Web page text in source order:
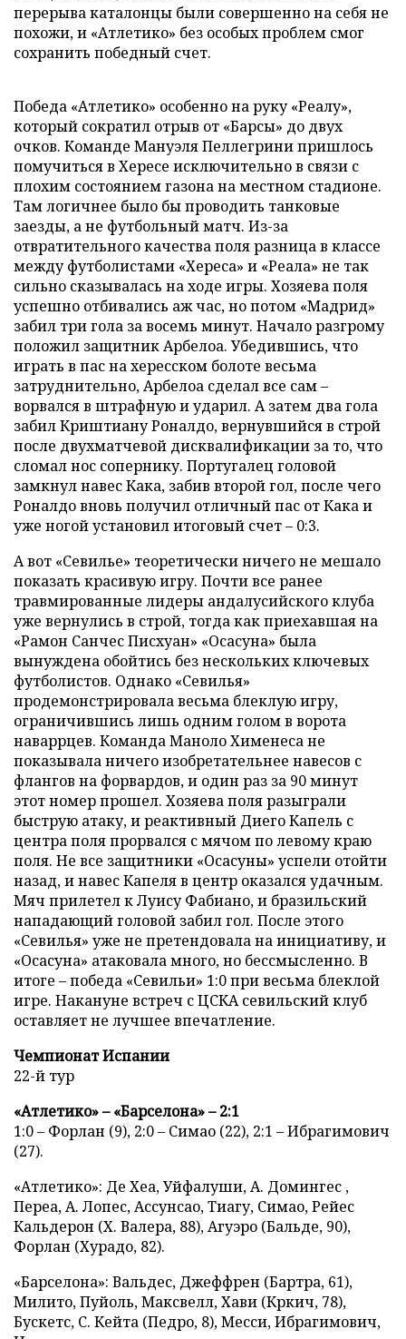
перерыва каталонцы были совершенно на себя не
похожи, и «Атлетико» без особых проблем смог
сохранить победный счет.
Победа «Атлетико» особенно на руку «Реалу»,
который сократил отрыв от «Барсы» до двух
очков. Команде Мануэля Пеллегрини пришлось
помучиться в Хересе исключительно в связи с
плохим состоянием газона на местном стадионе.
Там логичнее было бы проводить танковые
заезды, а не футбольный матч. Из-за
отвратительного качества поля разница в классе
между футболистами «Хереса» и «Реала» не так
сильно сказывалась на ходе игры. Хозяева поля
успешно отбивались аж час, но потом «Мадрид»
забил три гола за восемь минут. Начало разгрому
положил защитник Арбелоа. Убедившись, что
играть в пас на хересском болоте весьма
затруднительно, Арбелоа сделал все сам –
ворвался в штрафную и ударил. А затем два гола
забил Криштиану Роналдо, вернувшийся в строй
после двухматчевой дисквалификации за то, что
сломал нос сопернику. Португалец головой
замкнул навес Кака, забив второй гол, после чего
Роналдо вновь получил отличный пас от Кака и
уже ногой установил итоговый счет – 0:3.
А вот «Севилье» теоретически ничего не мешало
показать красивую игру. Почти все ранее
травмированные лидеры андалусийского клуба
уже вернулись в строй, тогда как приехавшая на
«Рамон Санчес Писхуан» «Осасуна» была
вынуждена обойтись без нескольких ключевых
футболистов. Однако «Севилья»
продемонстрировала весьма блеклую игру,
ограничившись лишь одним голом в ворота
наваррцев. Команда Маноло Хименеса не
показывала ничего изобретательнее навесов с
флангов на форвардов, и один раз за 90 минут
этот номер прошел. Хозяева поля разыграли
быструю атаку, и реактивный Диего Капель с
центра поля прорвался с мячом по левому краю
поля. Не все защитники «Осасуны» успели отойти
назад, и навес Капеля в центр оказался удачным.
Мяч прилетел к Луису Фабиано, и бразильский
нападающий головой забил гол. После этого
«Севилья» уже не претендовала на инициативу, и
«Осасуна» атаковала много, но бессмысленно. В
итоге – победа «Севильи» 1:0 при весьма блеклой
игре. Накануне встреч с ЦСКА севильский клуб
оставляет не лучшее впечатление.
Чемпионат Испании
22-й тур
«Атлетико» – «Барселона» – 2:1
1:0 – Форлан (9), 2:0 – Симао (22), 2:1 – Ибрагимович
(27).
«Атлетико»: Де Хеа, Уйфалуши, А. Домингес ,
Переа, А. Лопес, Ассунсао, Тиагу, Симао, Рейес
Кальдерон (Х. Валера, 88), Агуэро (Бальде, 90),
Форлан (Хурадо, 82).
«Барселона»: Вальдес, Джеффрен (Бартра, 61),
Милито, Пуйоль, Максвелл, Хави (Кркич, 78),
Бускетс, С. Кейта (Педро, 8), Месси, Ибрагимович,